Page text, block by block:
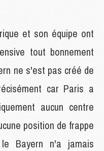
et son équipe ont
tout bonnement
ne s'est pas créé de
car Paris a
aucun centre
position de frappe
Bayern n'a jamais